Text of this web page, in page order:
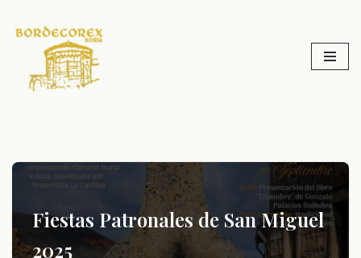
contenido
Fiestas Patronales de San Miguel
2025